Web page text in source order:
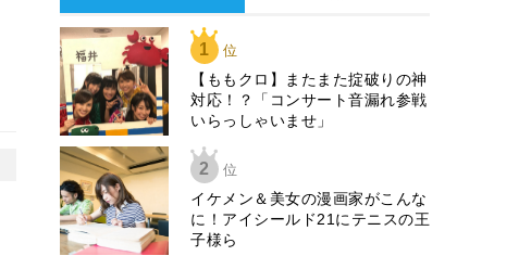
1 位
【ももクロ】またまた掟破りの神
対応！？「コンサート音漏れ参戦
いらっしゃいませ」
2 位
イケメン＆美女の漫画家がこんな
に！アイシールド21にテニスの王
子様ら